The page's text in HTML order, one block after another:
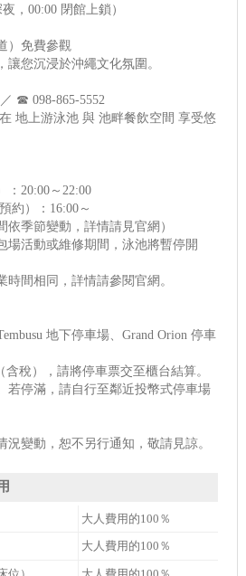
，00:00 閉館上鎖）
）免費參觀
您沉浸於沖繩文化氛圍。
☎ 098-865-5552
地上游泳池 與 池畔餐飲空間 享受悠
：20:00～22:00
約）：16:00～
依季節變動，詳情請見官網）
場活動或維修期間，泳池將暫停開
時間相同，詳情請參閱官網。
地下停車場、Grand Orion 停車
含稅），請將停車票交至櫃台結算。
若停滿，請自行至鄰近投幣式停車場
況變動，恕不另行通知，敬請見諒。
大人費用的100％
大人費用的100％